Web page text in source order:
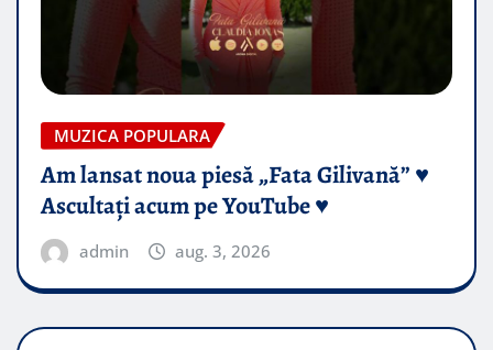
MUZICA POPULARA
Am lansat noua piesă „Fata Gilivană” ♥️
Ascultați acum pe YouTube ♥️
admin aug. 3, 2026